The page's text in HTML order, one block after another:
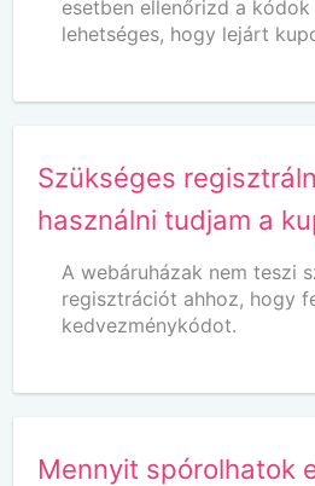
esetben ellenőrizd a kódok
lehetséges, hogy lejárt
Szükséges
használni tudjam a
A webáruházak nem teszi
regisztrációt ahhoz, hogy
kedvezménykódot.
Mennyit spórolhatok